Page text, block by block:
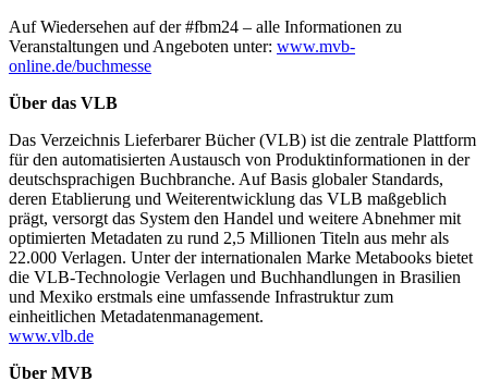
Auf Wiedersehen auf der #fbm24 – alle Informationen zu
Veranstaltungen und Angeboten unter: www.mvb-
online.de/buchmesse
Über das VLB
Das Verzeichnis Lieferbarer Bücher (VLB) ist die zentrale Plattform
für den automatisierten Austausch von Produktinformationen in der
deutschsprachigen Buchbranche. Auf Basis globaler Standards,
deren Etablierung und Weiterentwicklung das VLB maßgeblich
prägt, versorgt das System den Handel und weitere Abnehmer mit
optimierten Metadaten zu rund 2,5 Millionen Titeln aus mehr als
22.000 Verlagen. Unter der internationalen Marke Metabooks bietet
die VLB-Technologie Verlagen und Buchhandlungen in Brasilien
und Mexiko erstmals eine umfassende Infrastruktur zum
einheitlichen Metadatenmanagement.
www.vlb.de
Über MVB